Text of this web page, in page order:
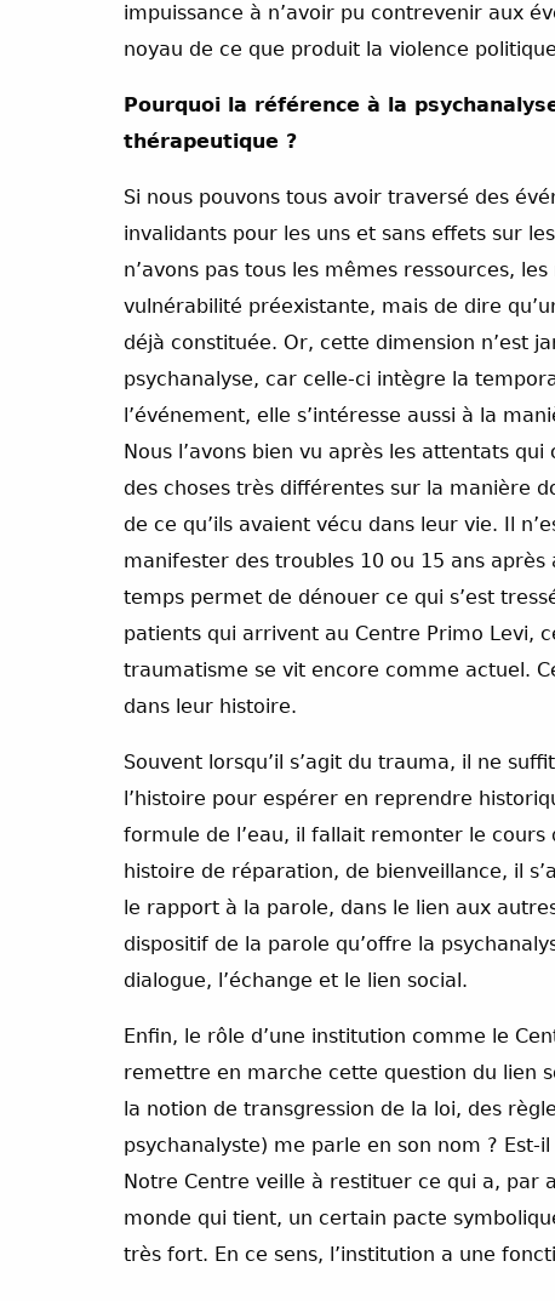
impuissance à n’avoir pu contrevenir aux
noyau de ce que produit la violence
Pourquoi la référence à la
thérapeutique ?
Si nous pouvons tous avoir traversé des
invalidants pour les uns et sans effets sur
n’avons pas tous les mêmes ressources,
vulnérabilité préexistante, mais de dire
déjà constituée. Or, cette dimension n’est
psychanalyse, car celle-ci intègre la
l’événement, elle s’intéresse aussi à la
Nous l’avons bien vu après les attentats
des choses très différentes sur la manière
de ce qu’ils avaient vécu dans leur vie. Il
manifester des troubles 10 ou 15 ans
temps permet de dénouer ce qui s’est
patients qui arrivent au Centre Primo Levi,
traumatisme se vit encore comme actuel.
dans leur histoire.
Souvent lorsqu’il s’agit du trauma, il ne
l’histoire pour espérer en reprendre
formule de l’eau, il fallait remonter le cours
histoire de réparation, de bienveillance, il
le rapport à la parole, dans le lien aux
dispositif de la parole qu’offre la
dialogue, l’échange et le lien social.
Enfin, le rôle d’une institution comme le
remettre en marche cette question du lien
la notion de transgression de la loi, des
psychanalyste) me parle en son nom ?
Notre Centre veille à restituer ce qui a, par
monde qui tient, un certain pacte
très fort. En ce sens, l’institution a une